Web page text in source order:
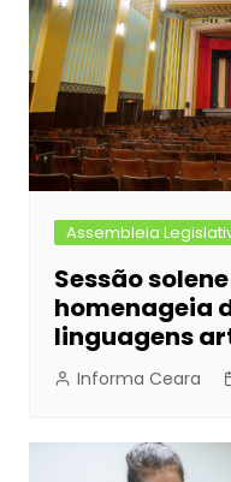
Assembleia
Sessão
homenageia
linguagens
Informa Ceara